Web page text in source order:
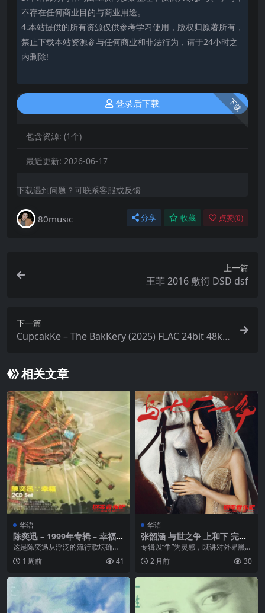
不存在任何商业目的与商业用途。
4.本站提供的所有资源仅供参考学习使用，版权归原著所有，
禁止下载本站资源参与任何商业和非法行为，请于24小时之
内删除!
下载
登录后下载
包含资源: (1个)
最近更新: 2026-06-17
下载遇到问题？可联系客服或反馈
80music 分享 收藏 点赞(0)
上一篇
王菲 2016 敷衍 DSD dsf
下一篇
CupcakKe – The BakKery (2025) FLAC 24bit 48kH
相关文章
华语
陈奕迅 – 1999年专辑 – 幸福 F
lac
这是陈奕迅从浮泛的流行歌坛确立
自我风格的专辑之一，那些我们生
命中的小感动、小细节...
1 周前 41
华语
张韶涵 与世之争 上和下 完整
发布 FLAC Hi-Res 24bit
专辑以“争”为灵感，既讲对外界黑暗
的抗争，也含对内心光明的接纳 。
音乐上融合Ba...
2 月前 30